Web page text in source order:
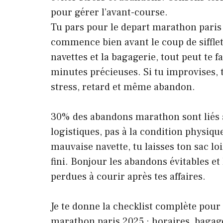
pour gérer l’avant-course.
Tu pars pour le depart marathon paris
commence bien avant le coup de
navettes et la bagagerie, tout peut te
minutes précieuses. Si tu improvises,
stress, retard et même abandon.
30% des abandons marathon sont
logistiques, pas à la condition
mauvaise navette, tu laisses ton sac
fini. Bonjour les abandons évitables et
perdues à courir après tes affaires.
Je te donne la checklist complète